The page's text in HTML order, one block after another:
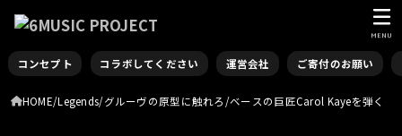
コンセプト コラボしてください 運営会社 ご寄付のお願い
MENU
HOME Legends グルーヴの原型に触れろ/ベースの巨匠Carol Kayeを弾く